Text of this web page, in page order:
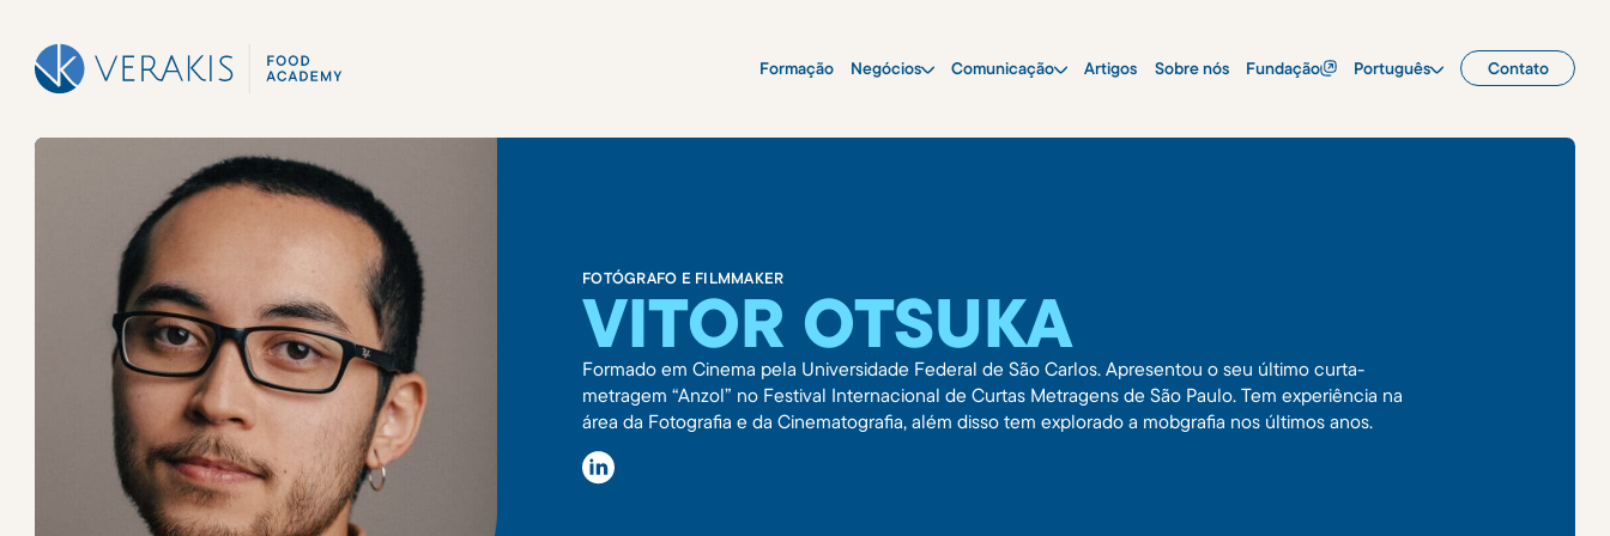
Formação Negócios Comunicação Artigos Sobre nós Fundação Português Contato
FOTÓGRAFO E FILMMAKER
VITOR OTSUKA
Formado em Cinema pela Universidade Federal de São Carlos. Apresentou o seu último curta-
metragem “Anzol” no Festival Internacional de Curtas Metragens de São Paulo. Tem experiência na
área da Fotografia e da Cinematografia, além disso tem explorado a mobgrafia nos últimos anos.